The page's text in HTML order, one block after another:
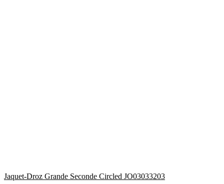
Jaquet-Droz Grande Seconde Circled JO03033203